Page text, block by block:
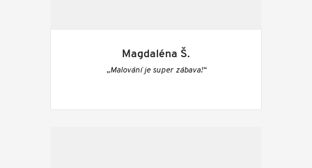
Magdaléna Š.
„Malování je super zábava!“